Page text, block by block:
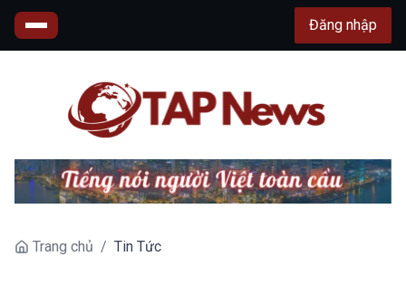
Đăng nhập
Trang chủ / Tin Tức